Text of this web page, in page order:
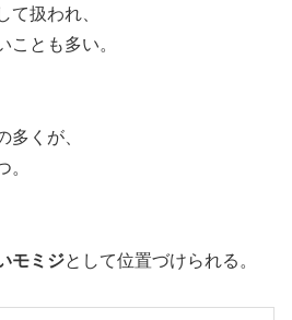
て扱われ、
ことも多い。
多くが、
。
モミジとして位置づけられる。